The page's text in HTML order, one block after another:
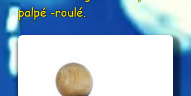
palpé -roulé.